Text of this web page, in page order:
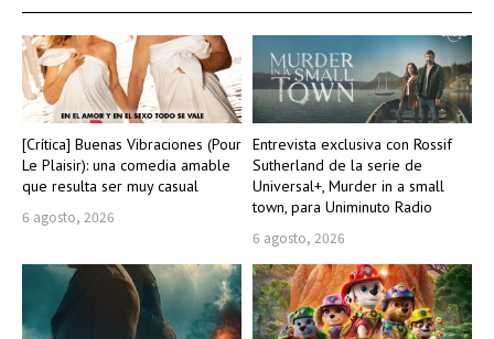
[Crítica] Buenas Vibraciones (Pour
Le Plaisir): una comedia amable
que resulta ser muy casual
6 agosto, 2026
Entrevista exclusiva con Rossif
Sutherland de la serie de
Universal+, Murder in a small
town, para Uniminuto Radio
6 agosto, 2026